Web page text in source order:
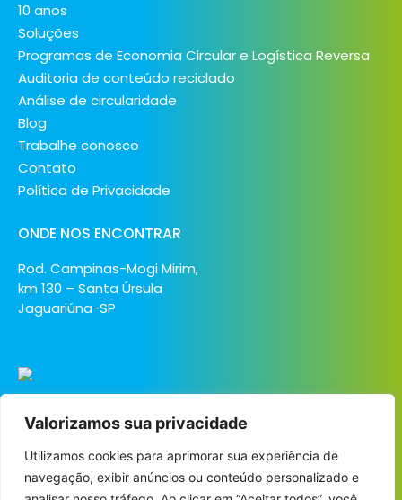
Valorizamos sua privacidade
Utilizamos cookies para aprimorar sua experiência de
navegação, exibir anúncios ou conteúdo personalizado e
10 anos
Soluções
Programas de Economia Circular e Logística Reversa
Auditoria de conteúdo reciclado
Análise de circularidade
Blog
Trabalhe conosco
Contato
Política de Privacidade
ONDE NOS ENCONTRAR
Rod. Campinas-Mogi Mirim,
km 130 – Santa Úrsula
Jaguariúna-SP